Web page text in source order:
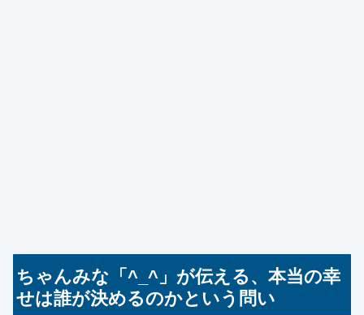
ちゃんみな「^_^」が伝える、本当の幸
せは誰が決めるのかという問い